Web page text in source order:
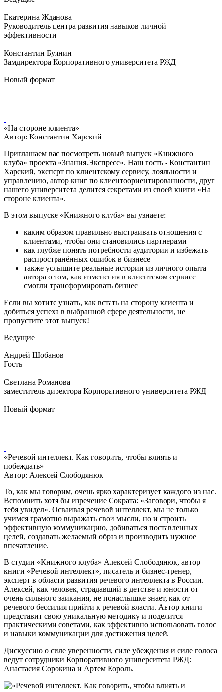
Екатерина Жданова
Руководитель центра развития навыков личной
эффективности
Константин Буянин
Замдиректора Корпоративного университета РЖД
Новый формат
«На стороне клиента»
Автор: Константин Харский
Приглашаем вас посмотреть новый выпуск «Книжного
клуба» проекта «Знания.Экспресс». Наш гость - Константин
Харский, эксперт по клиентскому сервису, лояльности и
управлению, автор книг по клиентоориентированности, друг
нашего университета делится секретами из своей книги «На
стороне клиента».
В этом выпуске «Книжного клуба» вы узнаете:
каким образом правильно выстраивать отношения с
клиентами, чтобы они становились партнерами
как глубже понять потребности аудитории и избежать
распространённых ошибок в бизнесе
также услышите реальные истории из личного опыта
автора о том, как изменения в клиентском сервисе
смогли трансформировать бизнес
Если вы хотите узнать, как встать на сторону клиента и
добиться успеха в выбранной сфере деятельности, не
пропустите этот выпуск!
Ведущие
Андрей Шобанов
Гость
Светлана Романова
заместитель директора Корпоративного университета РЖД
Новый формат
«Речевой интеллект. Как говорить, чтобы влиять и
побеждать»
Автор: Алексей Слободянюк
То, как мы говорим, очень ярко характеризует каждого из нас.
Вспомнить хотя бы изречение Сократа: «Заговори, чтобы я
тебя увидел». Осваивая речевой интеллект, мы не только
учимся грамотно выражать свои мысли, но и строить
эффективную коммуникацию, добиваться поставленных
целей, создавать желаемый образ и производить нужное
впечатление.
В студии «Книжного клуба» Алексей Слободянюк, автор
книги «Речевой интеллект», писатель и бизнес-тренер,
эксперт в области развития речевого интеллекта в России.
Алексей, как человек, страдавший в детстве и юности от
очень сильного заикания, не понаслышке знает, как от
речевого бессилия прийти к речевой власти. Автор книги
представит свою уникальную методику и поделится
практическими советами, как эффективно использовать голос
и навыки коммуникации для достижения целей.
Дискуссию о силе уверенности, силе убеждения и силе голоса
ведут сотрудники Корпоративного университета РЖД:
Анастасия Сорокина и Артем Король.